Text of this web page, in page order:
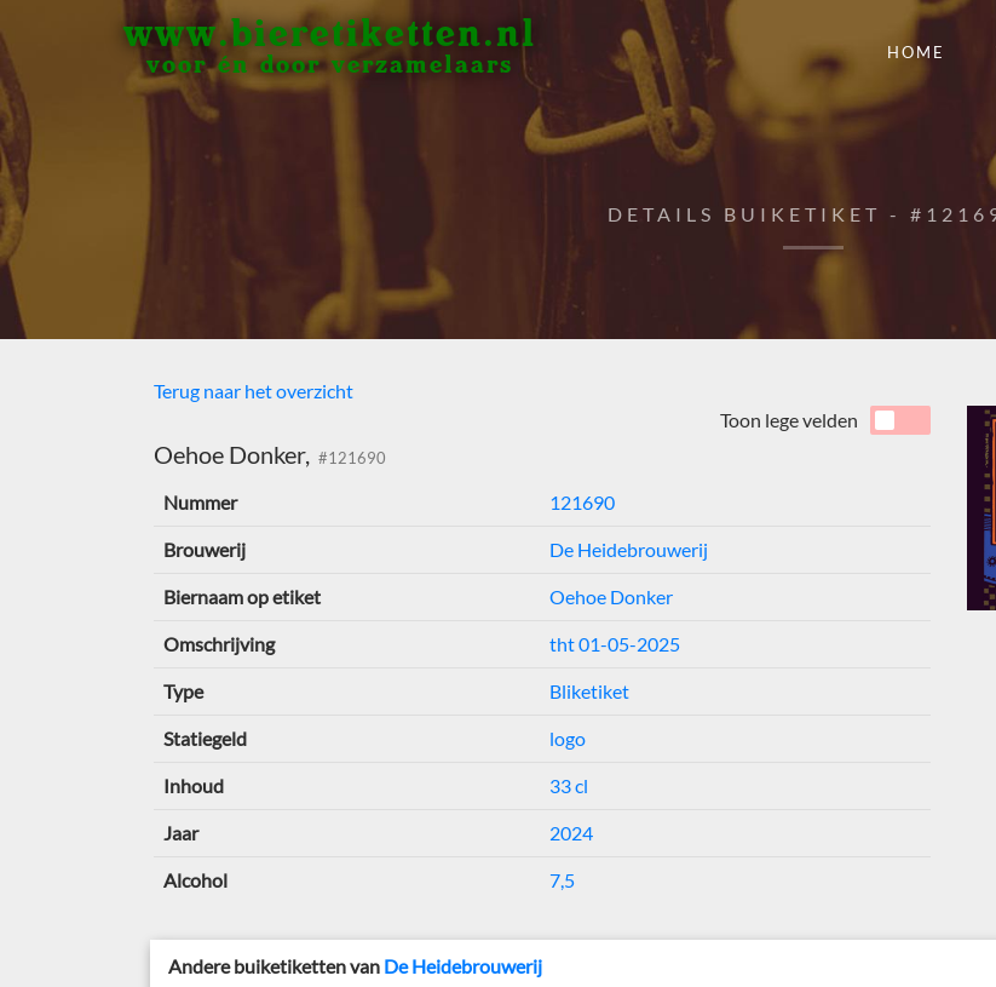
www.bieretiketten.nl
voor én door verzamelaars
HOME
DETAILS BUIKETIKET -
Terug naar het overzicht
Oehoe Donker, #121690
Toon lege velden
Nummer 121690
Brouwerij De Heidebrouwerij
Biernaam op etiket Oehoe Donker
Omschrijving tht 01-05-2025
Type Bliketiket
Statiegeld logo
Inhoud 33 cl
Jaar 2024
Alcohol 7,5
Andere buiketiketten van De Heidebrouwerij